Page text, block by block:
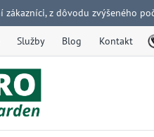
zákazníci, z dôvodu zvýšeného
Služby Blog Kontakt